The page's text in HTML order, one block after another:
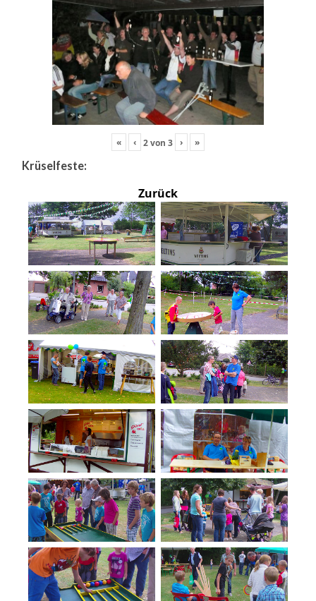
« ‹ 2von 3 › »
Krüselfeste:
Zurück